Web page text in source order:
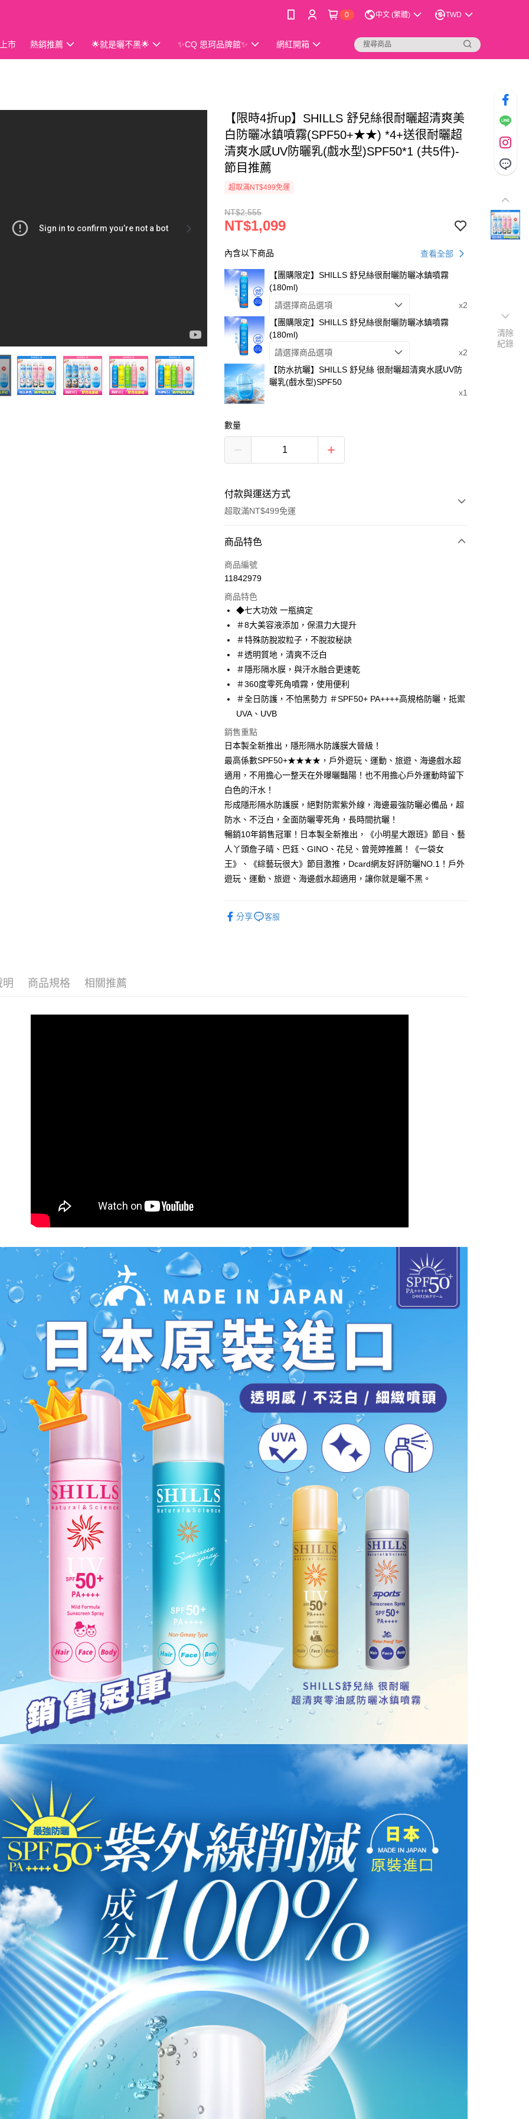
0 中文 (繁體) TWD
市 熱銷推薦 🌟就是曬不黑🌟 ✨CQ 思珂品牌館✨ 網紅開箱
【限時4折up】SHILLS 舒兒絲很耐曬超清爽美
白防曬冰鎮噴霧(SPF50+★★) *4+送很耐曬超
清爽水感UV防曬乳(戲水型)SPF50*1 (共5件)-
節目推薦
超取滿NT$499免運
NT$2,555
NT$1,099
內含以下商品 查看全部
【團購限定】SHILLS 舒兒絲很耐曬防曬冰鎮噴霧
(180ml)
請選擇商品選項
x2
【團購限定】SHILLS 舒兒絲很耐曬防曬冰鎮噴霧
(180ml)
請選擇商品選項
x2
【防水抗曬】SHILLS 舒兒絲 很耐曬超清爽水感UV防
曬乳(戲水型)SPF50
x1
數量
付款與運送方式
超取滿NT$499免運
付款方式
信用卡一次付款
LINE Pay
Apple Pay
街口支付
悠遊付
ATM付款
運送方式
全家取貨付款
每筆NT$85，滿NT$499(含以上)免運費
付款後全家取貨
每筆NT$85，滿NT$499(含以上)免運費
7-11取貨付款
每筆NT$85，滿NT$499(含以上)免運費
付款後7-11取貨
每筆NT$85，滿NT$499(含以上)免運費
每筆NT$85，滿NT$499(含以上)免運費
商品特色
商品編號
11842979
商品特色
◆七大功效 一瓶搞定
＃8大美容液添加，保濕力大提升
＃特殊防脫妝粒子，不脫妝秘訣
＃透明質地，清爽不泛白
＃隱形隔水膜，與汗水融合更速乾
＃360度零死角噴霧，使用便利
＃全日防護，不怕黑勢力 ＃SPF50+ PA++++高規格防曬，抵禦
UVA、UVB
銷售重點
日本製全新推出，隱形隔水防護膜大晉級！
最高係數SPF50+★★★★，戶外遊玩、運動、旅遊、海邊戲水超
適用，不用擔心一整天在外曝曬豔陽！也不用擔心戶外運動時留下
白色的汗水！
形成隱形隔水防護膜，絕對防禦紫外線，海邊最強防曬必備品，超
防水、不泛白，全面防曬零死角，長時間抗曬！
暢銷10年銷售冠軍！日本製全新推出，《小明星大跟班》節目、藝
人丫頭詹子晴、巴鈺、GINO、花兒、曾莞婷推薦！《一袋女
王》、《綜藝玩很大》節目激推，Dcard網友好評防曬NO.1！戶外
遊玩、運動、旅遊、海邊戲水超適用，讓你就是曬不黑。
分享 客服
明 商品規格 相關推薦
清除
紀錄